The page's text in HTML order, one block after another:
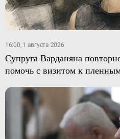
16:00, 1 августа 2026
Супруга Варданяна
помочь с визитом к